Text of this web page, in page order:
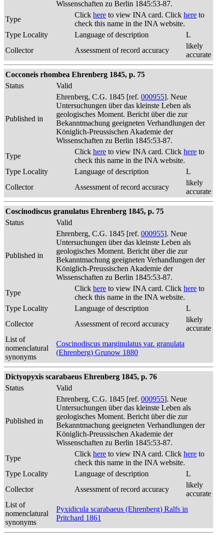
Wissenschaften zu Berlin 1845:53-87.
Type
Click here to view INA card. Click here to
check this name in the INA website.
Type Locality
Language of description
L
Collector
Assessment of record accuracy
likely
accurate
Cocconeis rhombea Ehrenberg 1845, p. 75
Status
Valid
Published in
Ehrenberg, C.G. 1845 [ref. 000955]. Neue
Untersuchungen über das kleinste Leben als
geologisches Moment. Bericht über die zur
Bekanntmachung geeigneten Verhandlungen der
Königlich-Preussischen Akademie der
Wissenschaften zu Berlin 1845:53-87.
Type
Click here to view INA card. Click here to
check this name in the INA website.
Type Locality
Language of description
L
Collector
Assessment of record accuracy
likely
accurate
Coscinodiscus granulatus Ehrenberg 1845, p. 75
Status
Valid
Published in
Ehrenberg, C.G. 1845 [ref. 000955]. Neue
Untersuchungen über das kleinste Leben als
geologisches Moment. Bericht über die zur
Bekanntmachung geeigneten Verhandlungen der
Königlich-Preussischen Akademie der
Wissenschaften zu Berlin 1845:53-87.
Type
Click here to view INA card. Click here to
check this name in the INA website.
Type Locality
Language of description
L
Collector
Assessment of record accuracy
likely
accurate
List of
nomenclatural
synonyms
Coscinodiscus marginulatus var. granulata
(Ehrenberg) Grunow 1880
Dictyopyxis scarabaeus Ehrenberg 1845, p. 76
Status
Valid
Published in
Ehrenberg, C.G. 1845 [ref. 000955]. Neue
Untersuchungen über das kleinste Leben als
geologisches Moment. Bericht über die zur
Bekanntmachung geeigneten Verhandlungen der
Königlich-Preussischen Akademie der
Wissenschaften zu Berlin 1845:53-87.
Type
Click here to view INA card. Click here to
check this name in the INA website.
Type Locality
Language of description
L
Collector
Assessment of record accuracy
likely
accurate
List of
nomenclatural
synonyms
Pyxidicula scarabaeus (Ehrenberg) Ralfs in
Pritchard 1861